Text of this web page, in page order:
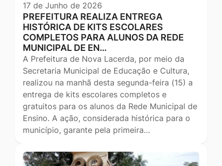
17 de Junho de 2026
PREFEITURA REALIZA ENTREGA
HISTÓRICA DE KITS ESCOLARES
COMPLETOS PARA ALUNOS DA REDE
MUNICIPAL DE EN…
A Prefeitura de Nova Lacerda, por meio da
Secretaria Municipal de Educação e Cultura,
realizou na manhã desta segunda-feira (15) a
entrega de kits escolares completos e
gratuitos para os alunos da Rede Municipal de
Ensino. A ação, considerada histórica para o
município, garante pela primeira…